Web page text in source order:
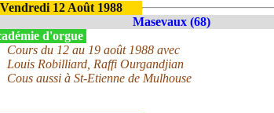
Vendredi 12 Août 1988
Masevaux (68)
d'orgue
Cours du 12 au 19 août 1988 avec
Louis Robilliard, Raffi Ourgandjian
Cous aussi à St-Etienne de Mulhouse